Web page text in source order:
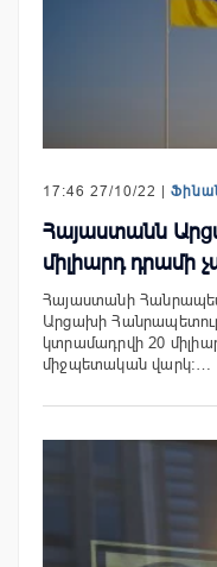
17:46 27/10/22 |
Հայաստանն
միլիարդ դրամի
Հայաստանի
Արցախի
կտրամադրվի 20
միջպետական վարկ։…